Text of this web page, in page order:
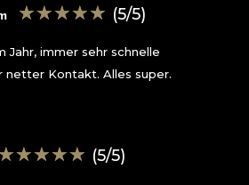
☆☆☆☆☆ (5/5)
Jahr, immer sehr schnelle
netter Kontakt. Alles super.
☆☆☆☆ (5/5)